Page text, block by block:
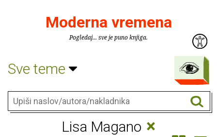
Moderna vremena
Pogledaj... sve je puno knjiga.
Sve teme
Lisa Magano ×